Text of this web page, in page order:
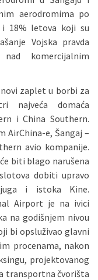
aerodromima po
18% letova koji su
Vojska pravda
komercijalnim
zaplet u borbi za
najveća domaća
i China Southern.
AirChina-e, Šangaj –
avio kompanije.
biti blago narušena
dobiti upravo
juga i istoka Kine.
Airport je na ivici
na godišnjem nivou
bi opsluživao glavni
procenama, nakon
projektovanog
transportna čvorišta